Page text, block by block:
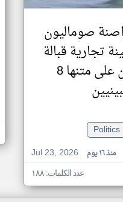
صوماليون
تجارية قبالة
سواحل اليمن على متنها 8
Politics
Jul 23, 2026
منذ ١٦ يوم
عدد الكلمات: ١٨٨